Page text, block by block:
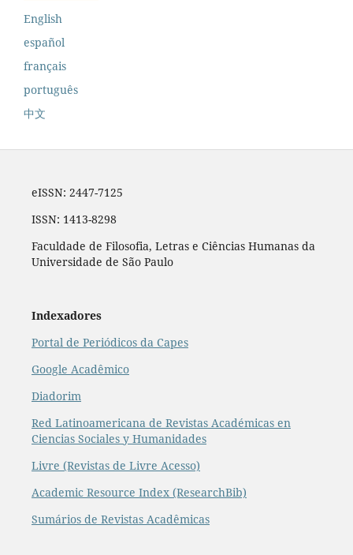
English
español
français
português
中文
eISSN: 2447-7125
ISSN: 1413-8298
Faculdade de Filosofia, Letras e Ciências Humanas da
Universidade de São Paulo
Indexadores
Portal de Periódicos da Capes
Google Acadêmico
Diadorim
Red Latinoamericana de Revistas Académicas en
Ciencias Sociales y Humanidades
Livre (Revistas de Livre Acesso)
Academic Resource Index (ResearchBib)
Sumários de Revistas Acadêmicas